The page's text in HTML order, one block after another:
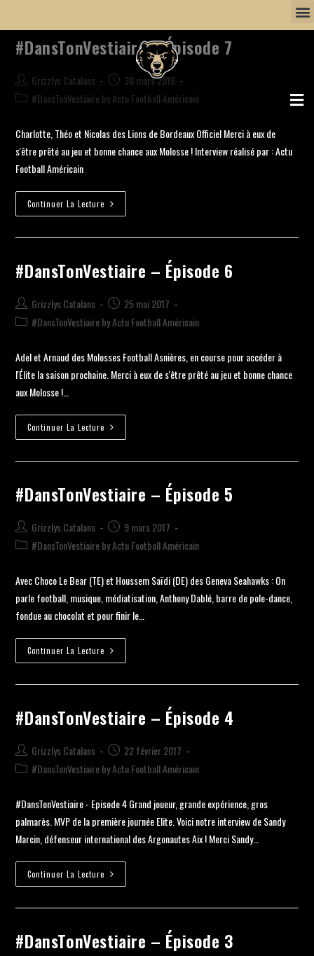
#DansTonVestiaire – Épisode 7
Grizzlys Catalans
30 mars 2018
#DansTonVestiaire by Actu Football Américain
Charlotte, Théo et Nicolas des Lions de Bordeaux Officiel Merci à eux de
s'être prêté au jeu et bonne chance aux Molosse ! Interview réalisé par : Actu
Football Américain
Continuer La Lecture
#DansTonVestiaire – Épisode 6
Grizzlys Catalans
25 mai 2017
#DansTonVestiaire by Actu Football Américain
Adel et Arnaud des Molosses Football Asnières, en course pour accéder à
l'Élite la saison prochaine. Merci à eux de s'être prêté au jeu et bonne chance
aux Molosse !…
Continuer La Lecture
#DansTonVestiaire – Épisode 5
Grizzlys Catalans
9 mars 2017
#DansTonVestiaire by Actu Football Américain
Avec Choco Le Bear (TE) et Houssem Saïdi (DE) des Geneva Seahawks : On
parle football, musique, médiatisation, Anthony Dablé, barre de pole-dance,
fondue au chocolat et pour finir le…
Continuer La Lecture
#DansTonVestiaire – Épisode 4
Grizzlys Catalans
22 février 2017
#DansTonVestiaire by Actu Football Américain
#DansTonVestiaire - Episode 4 Grand joueur, grande expérience, gros
palmarès. MVP de la première journée Elite. Voici notre interview de Sandy
Marcin, défenseur international des Argonautes Aix ! Merci Sandy…
Continuer La Lecture
#DansTonVestiaire – Épisode 3